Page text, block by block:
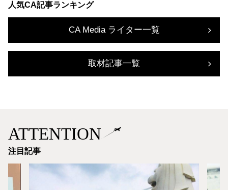
人気CA記事ランキング
CA Media ライター一覧
取材記事一覧
ATTENTION
注目記事